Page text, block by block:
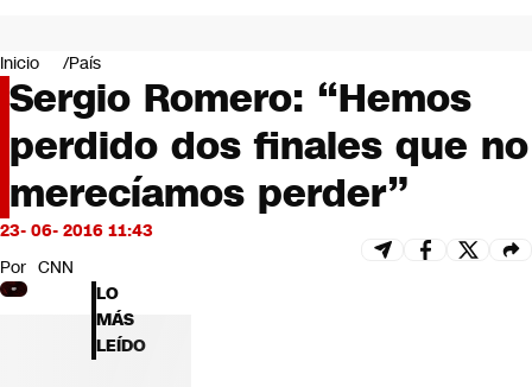
Negocios
Deportes
Programas completos
Cultura
Servicios
Bits
CNN tiempo
Futuro 360
Opinión
Inicio País
Sergio Romero: “Hemos
perdido dos finales que no
merecíamos perder”
23- 06- 2016 11:43
Por CNN
LO
MÁS
LEÍDO